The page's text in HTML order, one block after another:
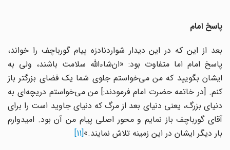
پاسخ امام
بعد از این که در این دیدار شواردنادزه پیام گورباچف را خواند،
پاسخ امام اما متفاوت بود: «ان‌شاء‌الله سلامت باشند، ولی به
ایشان بگویید که من می‌خواستم جلوی شما یک فضای بزرگتر باز
کنم. [در خاتمه حضرت امام فرمودند:] من می‌خواستم دریچه‌ای به
دنیای بزرگ، یعنی دنیای بعد از مرگ که دنیای جاوید است را برای
آقای گورباچف باز نمایم و محور اصلی پیام من آن بود. امیدوارم
بار دیگر ایشان در این زمینه تلاش نمایند.»[11]